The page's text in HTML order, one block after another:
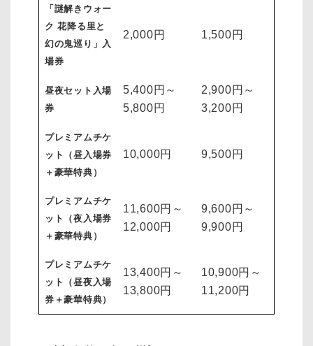
「謎解きウォー
ク 花降る里と
幻の鬼巡り」入
場券
2,000円 1,500円
昼夜セット入場
券
5,400円～
5,800円
2,900円～
3,200円
プレミアムチケ
ット（昼入場券
＋豪華特典）
10,000円 9,500円
プレミアムチケ
ット（夜入場券
＋豪華特典）
11,600円～
12,000円
9,600円～
9,900円
プレミアムチケ
ット（昼夜入場
券＋豪華特典）
13,400円～
13,800円
10,900円～
11,200円